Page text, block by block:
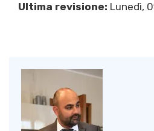
Ultima revisione: Lunedì,